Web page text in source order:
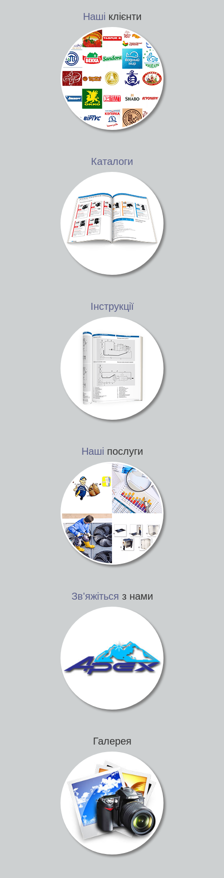
Наші клієнти
Каталоги
Інструкції
Наші послуги
Зв'яжіться з нами
Галерея